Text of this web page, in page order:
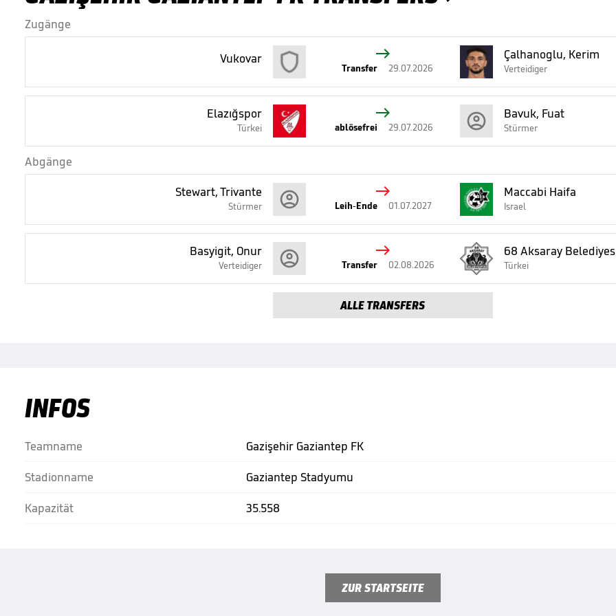
Zugänge
Vukovar 
Transfer 29.07.2026
Çalhanoglu, Kerim
Verteidiger
Elazığspor
Türkei

ablösefrei 29.07.2026
Bavuk, Fuat
Stürmer
Abgänge
Stewart, Trivante
Stürmer

Leih-Ende 01.07.2027
Maccabi Haifa
Israel
Basyigit, Onur
Verteidiger

Transfer 02.08.2026
68 Aksaray
Türkei
ALLE TRANSFERS
INFOS
Teamname
Stadionname
Kapazität
Gazişehir Gaziantep FK
Gaziantep Stadyumu
35.558
ZUR STARTSEITE